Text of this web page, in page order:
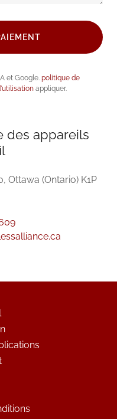
et Google. politique de
appliquer.
des appareils
Ottawa (Ontario) K1P